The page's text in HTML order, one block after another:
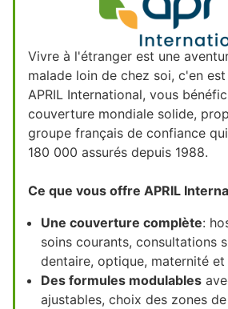
Vivre à l'étranger est une
malade loin de chez soi, c'en
APRIL International, vous
couverture mondiale solide,
groupe français de confiance
180 000 assurés depuis 1988.
Ce que vous offre APRIL
Une couverture complète:
soins courants, consultations
dentaire, optique, maternité
Des formules modulables
ajustables, choix des zones